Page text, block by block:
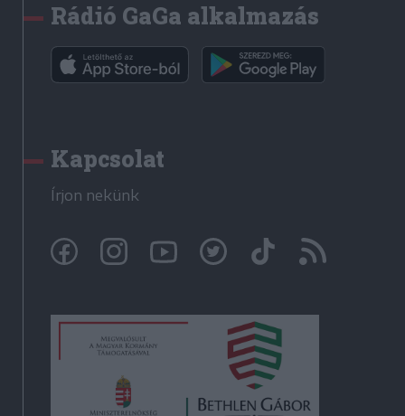
Rádió GaGa alkalmazás
Kapcsolat
Írjon nekünk